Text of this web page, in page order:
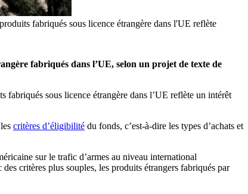
fabriqués sous licence étrangère dans l'UE reflète
fabriqués dans l’UE, selon un projet de texte de
fabriqués sous licence étrangère dans l’UE reflète un intérêt
critères d’éligibilité du fonds, c’est-à-dire les types d’achats et
sur le trafic d’armes au niveau international
critères plus souples, les produits étrangers fabriqués par